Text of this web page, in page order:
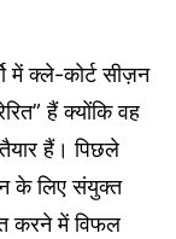
में क्ले-कोर्ट सीज़न
हैं क्योंकि वह
हैं। पिछले
के लिए संयुक्त
करने में विफल